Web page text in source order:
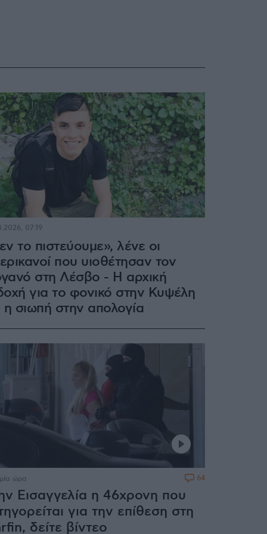
το πιστεύουμε», λένε οι
που υιοθέτησαν τον
στη Λέσβο - Η αρχική
για το φονικό στην Κυψέλη
η σιωπή στην απολογία
07:19
Εισαγγελία η 46χρονη που
για την επίθεση στη
δείτε βίντεο
ώρα 64